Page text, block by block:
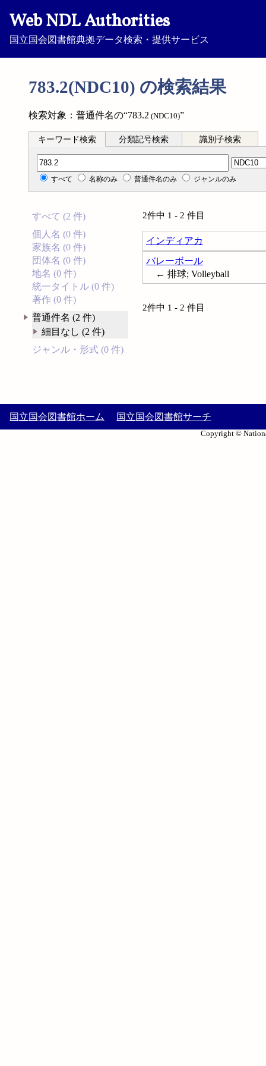
Web NDL Authorities
国立国会図書館典拠データ検索・提供サービス
783.2(NDC10) の検索結果
検索対象：普通件名の“783.2 (NDC10)”
キーワード検索 分類記号検索 識別子検索
分類記号検索
すべて 名称のみ 普通件名のみ ジャンルのみ
すべて (2 件)
個人名 (0 件)
家族名 (0 件)
団体名 (0 件)
地名 (0 件)
統一タイトル (0 件)
著作 (0 件)
普通件名 (2 件)
細目なし (2 件)
ジャンル・形式 (0 件)
2件中 1 - 2 件目
インディアカ
バレーボール
← 排球; Volleyball
2件中 1 - 2 件目
国立国会図書館ホーム 国立国会図書館サーチ
Copyright ©